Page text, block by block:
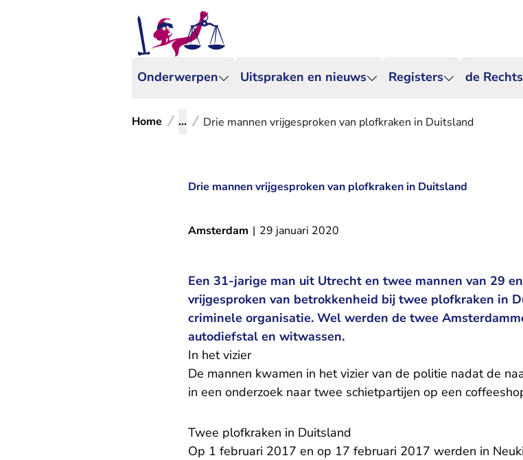
Onderwerpen Uitspraken en nieuws Registers de
Home ... Drie mannen vrijgesproken van plofkraken in Duitsland
Drie mannen vrijgesproken van plofkraken in Duitsland
Amsterdam | 29 januari 2020
Een 31-jarige man uit Utrecht en twee mannen van 29
vrijgesproken van betrokkenheid bij twee plofkraken in
criminele organisatie. Wel werden de twee
autodiefstal en witwassen.
In het vizier
De mannen kwamen in het vizier van de politie nadat de
in een onderzoek naar twee schietpartijen op een
Twee plofkraken in Duitsland
Op 1 februari 2017 en op 17 februari 2017 werden in